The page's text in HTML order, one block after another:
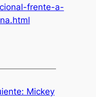
frente-a-
Mickey